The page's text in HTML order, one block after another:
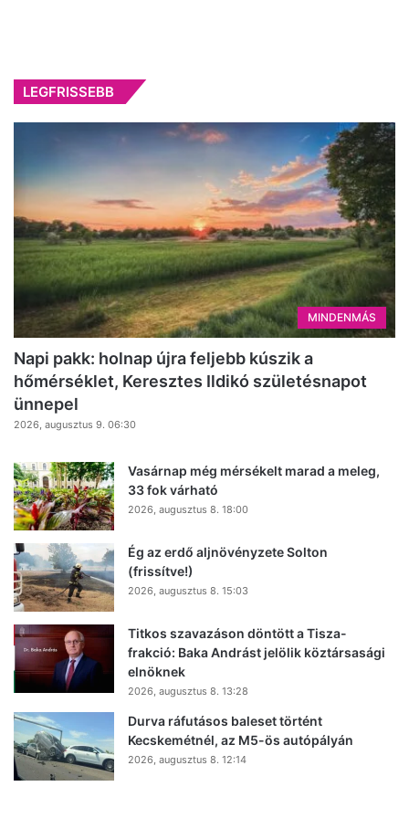
LEGFRISSEBB
MINDENMÁS
Napi pakk: holnap újra feljebb kúszik a
hőmérséklet, Keresztes Ildikó születésnapot
ünnepel
2026, augusztus 9. 06:30
Vasárnap még mérsékelt marad a meleg,
33 fok várható
2026, augusztus 8. 18:00
Ég az erdő aljnövényzete Solton
(frissítve!)
2026, augusztus 8. 15:03
Titkos szavazáson döntött a Tisza-
frakció: Baka Andrást jelölik köztársasági
elnöknek
2026, augusztus 8. 13:28
Durva ráfutásos baleset történt
Kecskemétnél, az M5-ös autópályán
2026, augusztus 8. 12:14